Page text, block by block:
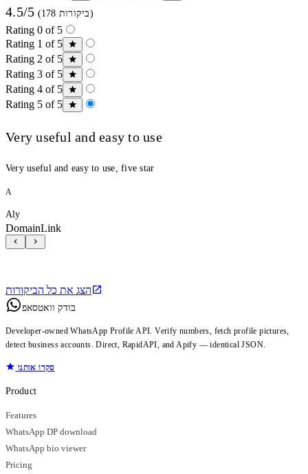
4.5/5 (178 ביקורות)
Rating 0 of 5
Rating 1 of 5
Rating 2 of 5
Rating 3 of 5
Rating 4 of 5
Rating 5 of 5
Very useful and easy to use
Very useful and easy to use, five star
A
Aly
DomainLink
הצג את כל הביקורות
בודק וואטסאפ
Developer-owned WhatsApp Profile API. Verify numbers, fetch profile pictures,
detect business accounts. Direct, RapidAPI, and Apify — identical JSON.
סקרו אותנו
Product
Features
WhatsApp DP download
WhatsApp bio viewer
Pricing